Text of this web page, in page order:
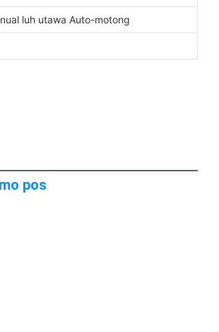
luh utawa Auto-motong
pos